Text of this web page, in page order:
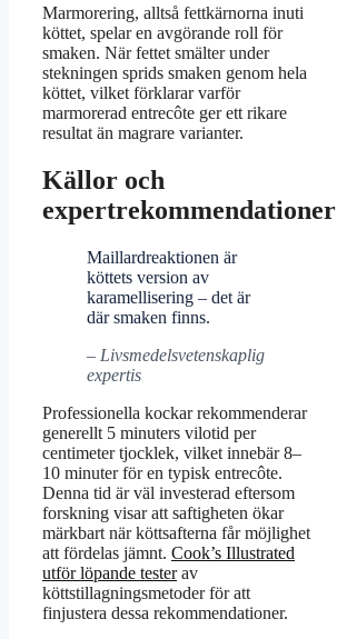
Marmorering, alltså fettkärnorna inuti
köttet, spelar en avgörande roll för
smaken. När fettet smälter under
stekningen sprids smaken genom hela
köttet, vilket förklarar varför
marmorerad entrecôte ger ett rikare
resultat än magrare varianter.
Källor och
expertrekommendationer
Maillardreaktionen är
köttets version av
karamellisering – det är
där smaken finns.
– Livsmedelsvetenskaplig
expertis
Professionella kockar rekommenderar
generellt 5 minuters vilotid per
centimeter tjocklek, vilket innebär 8–
10 minuter för en typisk entrecôte.
Denna tid är väl investerad eftersom
forskning visar att saftigheten ökar
märkbart när köttsafterna får möjlighet
att fördelas jämnt. Cook’s Illustrated
utför löpande testerav
köttstillagningsmetoder för att
finjustera dessa rekommendationer.